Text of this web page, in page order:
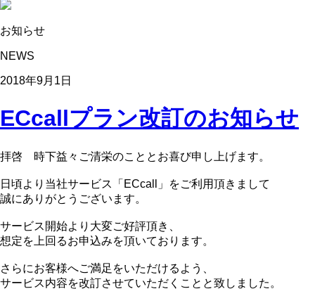
お知らせ
NEWS
2018年9月1日
ECcallプラン改訂のお知らせ
拝啓 時下益々ご清栄のこととお喜び申し上げます。
日頃より当社サービス「ECcall」をご利用頂きまして
誠にありがとうございます。
サービス開始より大変ご好評頂き、
想定を上回るお申込みを頂いております。
さらにお客様へご満足をいただけるよう、
サービス内容を改訂させていただくことと致しました。